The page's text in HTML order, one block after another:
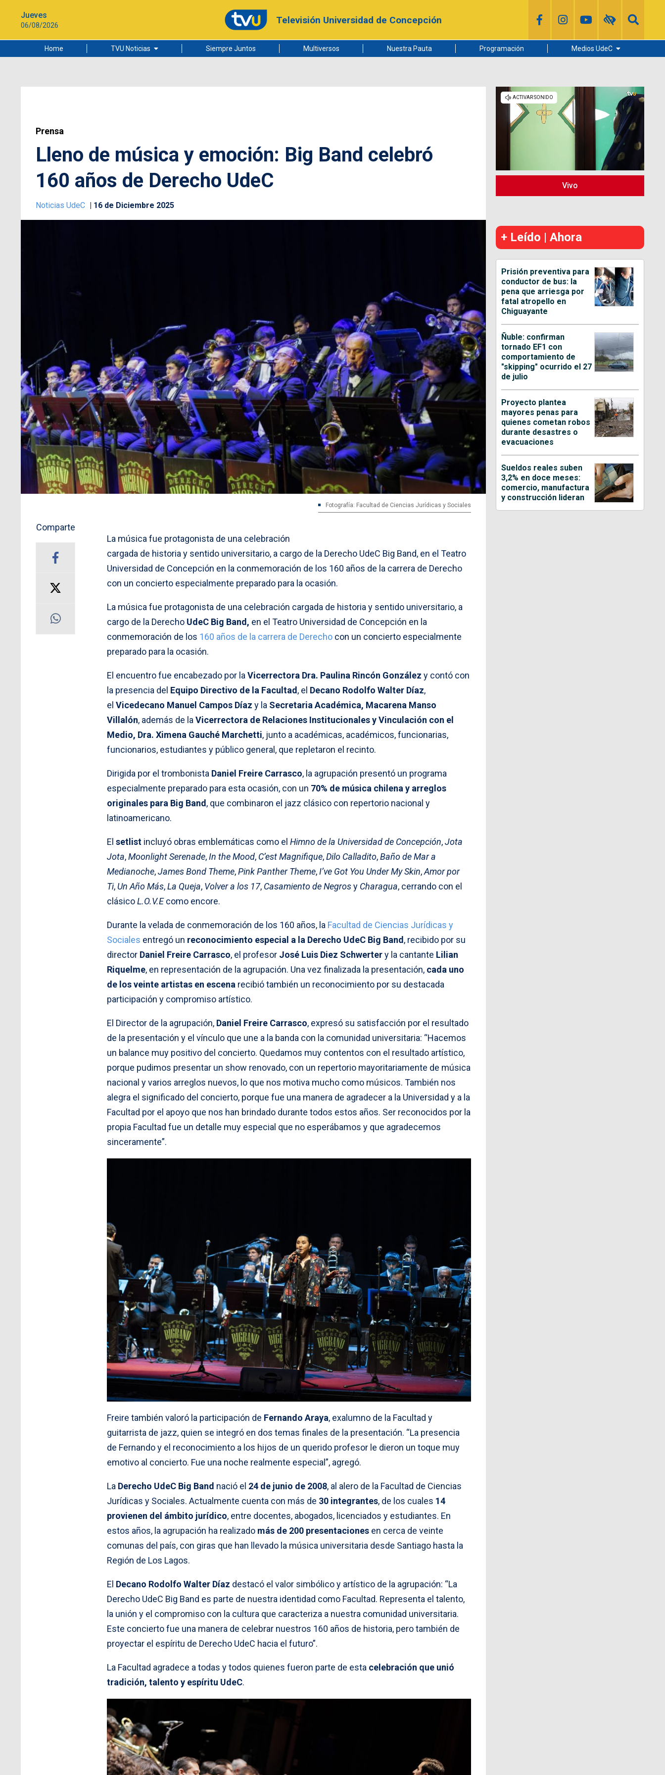
Jueves
06/08/2026 Televisión Universidad de Concepción
Home TVU Noticias
Ciudad
Siempre Juntos Multiversos Nuestra Pauta Programación Medios UdeC
Radio UdeC
Noticias UdeC
La Discusión
Prensa
Lleno de música y emoción: Big Band celebró
160 años de Derecho UdeC
Noticias UdeC 16 de Diciembre 2025
Fotografía: Facultad de Ciencias Jurídicas y Sociales
Comparte
La música fue protagonista de una celebración
cargada de historia y sentido universitario, a cargo de la Derecho UdeC Big Band, en el Teatro
Universidad de Concepción en la conmemoración de los 160 años de la carrera de Derecho
con un concierto especialmente preparado para la ocasión.
La música fue protagonista de una celebración cargada de historia y sentido universitario, a
cargo de la Derecho UdeC Big Band, en el Teatro Universidad de Concepción en la
conmemoración de los 160 años de la carrera de Derecho con un concierto especialmente
preparado para la ocasión.
El encuentro fue encabezado por la Vicerrectora Dra. Paulina Rincón González y contó con
la presencia del Equipo Directivo de la Facultad , el Decano Rodolfo Walter Díaz,
el Vicedecano Manuel Campos Díaz y la Secretaria Académica, Macarena Manso
Villalón, además de la Vicerrectora de Relaciones Institucionales y Vinculación con el
Medio, Dra. Ximena Gauché Marchetti, junto a académicas, académicos, funcionarias,
funcionarios, estudiantes y público general, que repletaron el recinto.
Dirigida por el trombonista Daniel Freire Carrasco, la agrupación presentó un programa
especialmente preparado para esta ocasión, con un 70% de música chilena y arreglos
originales para Big Band , que combinaron el jazz clásico con repertorio nacional y
latinoamericano.
El setlist incluyó obras emblemáticas como el Himno de la Universidad de Concepción,Jota
Jota,Moonlight Serenade,In the Mood, C’est Magnifique,Dilo Calladito,Baño de Mar a
Medianoche,James Bond Theme,Pink Panther Theme,I’ve Got You Under My Skin,Amor por
Ti, Un Año Más,La Queja, Volver a los 17, Casamiento de Negrosy Charagua, cerrando con el
clásicoL.O.V.Ecomo encore.
Durante la velada de conmemoración de los 160 años, la Facultad de Ciencias Jurídicas y
Sociales entregó un reconocimiento especial a la Derecho UdeC Big Band , recibido por su
director Daniel Freire Carrasco, el profesor José Luis Diez Schwertery la cantante Lilian
Riquelme, en representación de la agrupación. Una vez finalizada la presentación, cada uno
de los veinte artistas en escena recibió también un reconocimiento por su destacada
participación y compromiso artístico.
El Director de la agrupación, Daniel Freire Carrasco, expresó su satisfacción por el resultado
de la presentación y el vínculo que une a la banda con la comunidad universitaria: “Hacemos
un balance muy positivo del concierto. Quedamos muy contentos con el resultado artístico,
porque pudimos presentar un show renovado, con un repertorio mayoritariamente de música
nacional y varios arreglos nuevos, lo que nos motiva mucho como músicos. También nos
alegra el significado del concierto, porque fue una manera de agradecer a la Universidad y a la
Facultad por el apoyo que nos han brindado durante todos estos años. Ser reconocidos por la
propia Facultad fue un detalle muy especial que no esperábamos y que agradecemos
sinceramente”.
Freire también valoró la participación de Fernando Araya, exalumno de la Facultad y
guitarrista de jazz, quien se integró en dos temas finales de la presentación. “La presencia
de Fernando y el reconocimiento a los hijos de un querido profesor le dieron un toque muy
emotivo al concierto. Fue una noche realmente especial”, agregó.
La Derecho UdeC Big Band nació el 24 de junio de 2008, al alero de la Facultad de Ciencias
Jurídicas y Sociales. Actualmente cuenta con más de 30 integrantes, de los cuales 14
provienen del ámbito jurídico, entre docentes, abogados, licenciados y estudiantes. En
estos años, la agrupación ha realizado más de 200 presentaciones en cerca de veinte
comunas del país, con giras que han llevado la música universitaria desde Santiago hasta la
Región de Los Lagos.
El Decano Rodolfo Walter Díaz destacó el valor simbólico y artístico de la agrupación: “La
Derecho UdeC Big Band es parte de nuestra identidad como Facultad. Representa el talento,
la unión y el compromiso con la cultura que caracteriza a nuestra comunidad universitaria.
Este concierto fue una manera de celebrar nuestros 160 años de historia, pero también de
proyectar el espíritu de Derecho UdeC hacia el futuro”.
La Facultad agradece a todas y todos quienes fueron parte de esta celebración que unió
tradición, talento y espíritu UdeC.
Vivo
+ Leído | Ahora
Prisión preventiva para
conductor de bus: la
pena que arriesga por
fatal atropello en
Chiguayante
Ñuble: confirman
tornado EF1 con
comportamiento de
"skipping" ocurrido el 27
de julio
Proyecto plantea
mayores penas para
quienes cometan robos
durante desastres o
evacuaciones
Sueldos reales suben
3,2% en doce meses:
comercio, manufactura
y construcción lideran